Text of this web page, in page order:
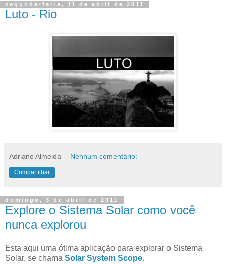
segunda-feira, 11 de abril de 2011
Luto - Rio
Adriano Almeida Nenhum comentário:
Compartilhar
domingo, 3 de abril de 2011
Explore o Sistema Solar como você
nunca explorou
Esta aqui uma ótima aplicação para explorar o Sistema
Solar, se chama Solar System Scope.